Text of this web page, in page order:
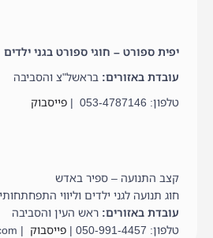
יפית ספורט – חוגי ספורט בגני ילדים
עובדת באזורים: בראשל"צ והסביבה
טלפון: 053-4787146 |
פייסבוק
קצב התנועה – ספיר באדש
חוג תנועה לגני ילדים וליווי התפחתחותי
עובדת באזורים: ראש העין והסביבה
טלפון: 050-991-4457 |
פייסבוק| k-tnoa@outlook.com